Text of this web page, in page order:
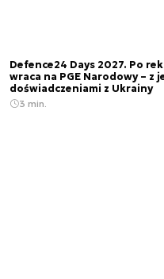
Defence24 Days 2027. Po
wraca na PGE Narodowy – z
doświadczeniami z Ukrainy
3 min.